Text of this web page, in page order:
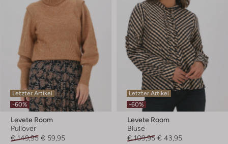
Letzter Artikel
-60%
Levete Room
Pullover
€ 149,95 € 59,95
Letzter Artikel
-60%
Levete Room
Bluse
€ 109,95 € 43,95